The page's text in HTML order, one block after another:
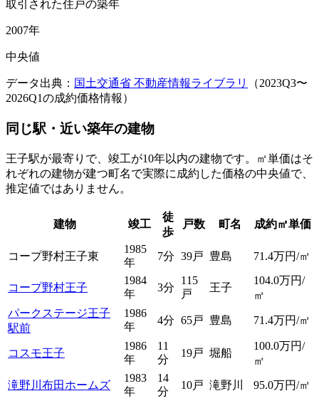
取引された住戸の築年
2007年
中央値
データ出典： 国土交通省 不動産情報ライブラリ （2023Q3〜
2026Q1の成約価格情報）
同じ駅・近い築年の建物
王子駅が最寄りで、 竣工が10年以内の建物です。㎡単価はそ
れぞれの建物が建つ町名で実際に成約した価格の中央値で、
推定値ではありません。
建物 竣工
徒
歩
戸数 町名 成約㎡単価
コープ野村王子東
1985
年
7分 39戸 豊島 71.4万円/㎡
コープ野村王子
1984
年
3分
115
戸
王子
104.0万円/
㎡
パークステージ王子
駅前
1986
年
4分 65戸 豊島 71.4万円/㎡
コスモ王子
1986
年
11
分
19戸 堀船
100.0万円/
㎡
滝野川布田ホームズ
1983
年
14
分
10戸 滝野川 95.0万円/㎡